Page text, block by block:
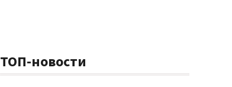
ТОП-новости